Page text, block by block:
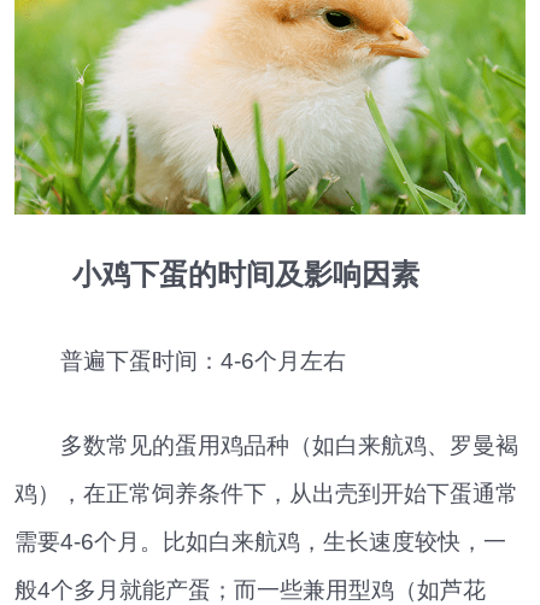
小鸡下蛋的时间及影响因素
普遍下蛋时间：4-6个月左右
多数常见的蛋用鸡品种（如白来航鸡、罗曼褐
鸡），在正常饲养条件下，从出壳到开始下蛋通常
需要4-6个月。比如白来航鸡，生长速度较快，一
般4个多月就能产蛋；而一些兼用型鸡（如芦花